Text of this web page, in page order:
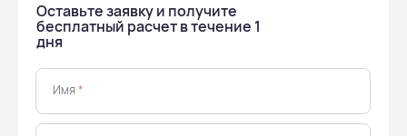
Оставьте заявку и получите
бесплатный расчет в течение 1
дня
Имя*